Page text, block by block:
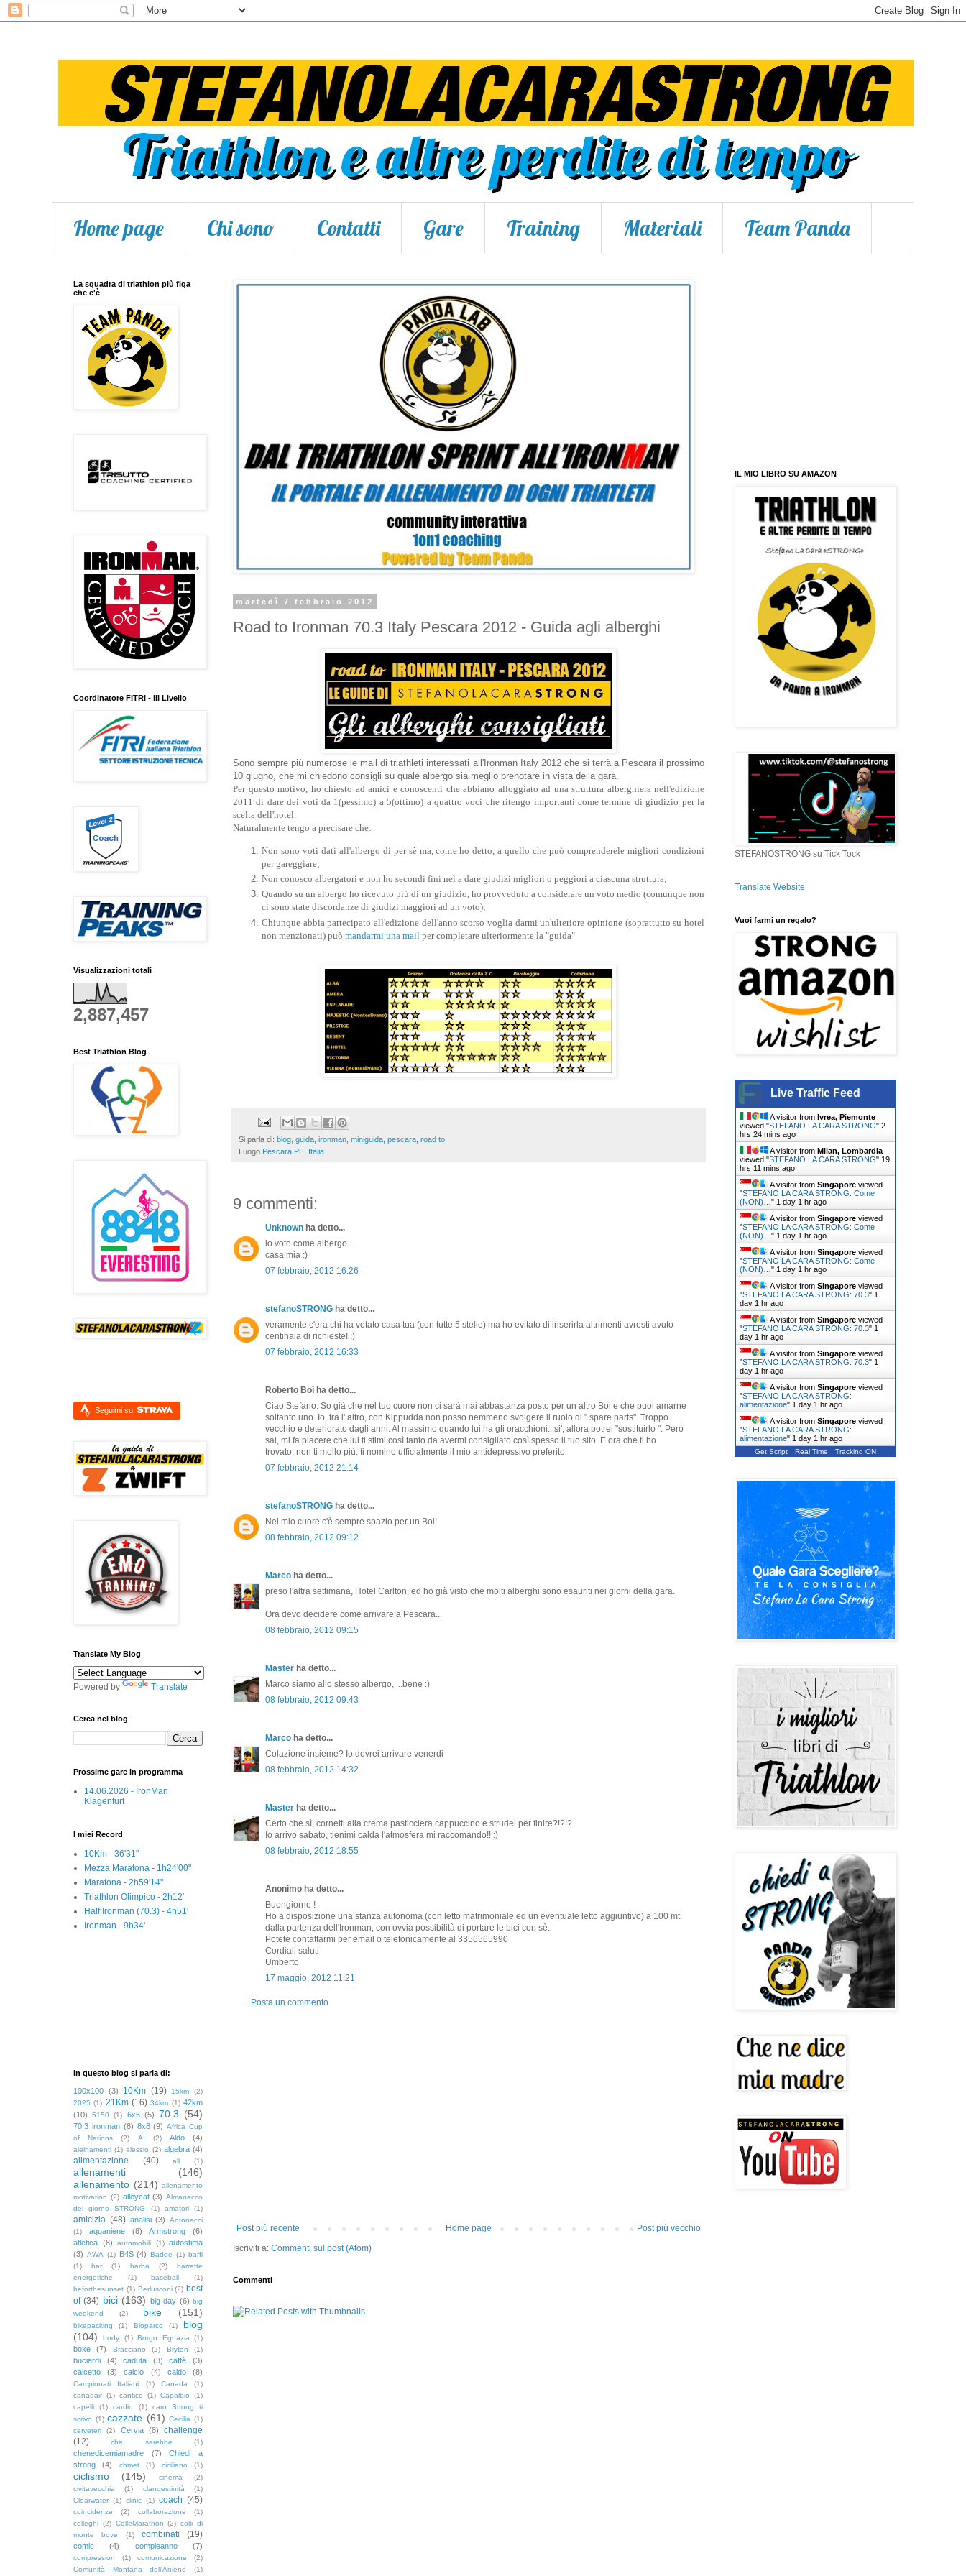
Home page Chi sono Contatti Gare Training Materiali Team Panda
martedì 7 febbraio 2012
Road to Ironman 70.3 Italy Pescara 2012 - Guida agli alberghi
Sono sempre più numerose le mail di triathleti interessati all'Ironman Italy 2012 che si terrà a Pescara il prossimo
10 giugno, che mi chiedono consigli su quale albergo sia meglio prenotare in vista della gara.
Per questo motivo, ho chiesto ad amici e conoscenti che abbiano alloggiato ad una struttura alberghiera nell'edizione
2011 di dare dei voti da 1(pessimo) a 5(ottimo) a quattro voci che ritengo importanti come termine di giudizio per la
scelta dell'hotel.
Naturalmente tengo a precisare che:
Non sono voti dati all'albergo di per sè ma, come ho detto, a quello che può comprenderele migliori condizioni
per gareggiare;
Non conosco albergatori e non ho secondi fini nel a dare giudizi migliori o peggiori a ciascuna struttura;
Quando su un albergo ho ricevuto più di un giudizio, ho provveduto a considerare un voto medio (comunque non
ci sono state discordanze di giudizi maggiori ad un voto);
Chiunque abbia partecipato all'edizione dell'anno scorso voglia darmi un'ulteriore opinione (soprattutto su hotel
non menzionati) può mandarmi una mail per completare ulteriormente la "guida"
Si parla di: blog guida ironman miniguida pescara road to
Luogo Pescara PE, Italia
9 commenti:
Unknown ha detto...
io voto come albergo.....
casa mia :)
07 febbraio, 2012 16:26
stefanoSTRONG ha detto...
veramente c'era chi ha votato casa tua (con tutte 5 stelle) ma ho evitato di inserirla altrimenti avresti avuto
centinaia di richieste! :)
07 febbraio, 2012 16:33
Roberto Boi ha detto...
Ciao Stefano. So già che nel tuo cuore non ci sarà mai abbastanza posto per un altro Boi e che puoi amarne
soltanto uno. Io, tra l' altro, con Kippudda non posso nemmeno svolgere il ruolo di " spare parts". Troppo
vecchio e deteriorato dagli anni. Al massimo quando lui ha gli oracchioni...si', allora potrei "sostituirlo ". Però
sai, mi fa piacere che lui ti stimi così tanto da avermi consigliato così spesso il tuo sito. E ora che ti ho
trovato, non ti mollo più: ti nomino ufficialmente il mio antidepressivo preferito.
07 febbraio, 2012 21:14
stefanoSTRONG ha detto...
Nel mio cuore c'è sempre spazio per un Boi!
08 febbraio, 2012 09:12
Marco ha detto...
preso l'altra settimana, Hotel Carlton, ed ho già visto che molti alberghi sono esauriti nei giorni della gara.
Ora devo decidere come arrivare a Pescara...
08 febbraio, 2012 09:15
Master ha detto...
Marco siamo allo stesso albergo, ...bene :)
08 febbraio, 2012 09:43
Marco ha detto...
Colazione insieme? Io dovrei arrivare venerdi
08 febbraio, 2012 14:32
Master ha detto...
Certo che sì, cornetti alla crema pasticciera cappuccino e strudel per finire?!?!?
Io arrivo sabato, tienimi calda l'atmosfera mi raccomando!! :)
08 febbraio, 2012 18:55
Anonimo ha detto...
Buongiorno !
Ho a disposizione una stanza autonoma (con letto matrimoniale ed un eventuale letto aggiuntivo) a 100 mt
dalla partenza dell'Ironman, con ovvia possibilità di portare le bici con sè.
Potete contattarmi per email o telefonicamente al 3356565990
Cordiali saluti
Umberto
17 maggio, 2012 11:21
Posta un commento
Post più recente Post più vecchio
Home page
Iscriviti a: Commenti sul post (Atom)
Commenti
La squadra di triathlon più figa
che c'è
Coordinatore FITRI - III Livello
Visualizzazioni totali
2,887,457
Best Triathlon Blog
Seguimi su
Translate My Blog
Powered by Translate
Cerca nel blog
Prossime gare in programma
14.06.2026 - IronMan
Klagenfurt
I miei Record
10Km - 36'31"
Mezza Maratona - 1h24'00"
Maratona - 2h59'14"
Triathlon Olimpico - 2h12'
Half Ironman (70.3) - 4h51'
Ironman - 9h34'
in questo blog si parla di:
100x100 (3) 10Km (19) 15km
(2)
2025 (1) 21Km (16) 34km (1) 42km
(10)
5150 (1) 6x6 (5) 70.3 (54)
70.3 ironman (8) 8x8 (9) Africa Cup
of Nations
(2) AI (2) Aldo (4)
alelnamenti (1) alessio (2) algebra (4)
alimentazione (40) all (1)
allenamenti
(146)
allenamento (214) allenamento
motivation (2) alleycat (3) Almanacco
del giorno STRONG
(1) amatori (1)
amicizia (48) analisi (3)
Antonacci
(1)
aquaniene (8) Armstrong
(6)
atletica (8) automobili (1) autostima
(3) AWA (1) B4S (4) Badge (1) baffi
(1)
bar (1) barba (2)
barrette
energetiche
(1) baseball
(1)
beforthesunset (1) Berlusconi (2) best
of (34) bici (163) big day (6) big
weekend
(2) bike (151)
bikepacking (1) Bioparco (1)
blog
(104)
body (1) Borgo Egnazia (1)
boxe (7) Bracciano (2) Bryton (1)
buciardi (4) caduta (3) caffè
(3)
calcetto
(3) calcio (4) caldo (8)
Campionati Italiani (1) Canada
(1)
canadair (1) cantico (1) Capalbio
(1)
capelli
(1) cardio (1)
caro Strong ti
scrivo (1) cazzate (61) Cecilia (1)
cerveteri
(2) Cervia (8)
challenge
(12)
che sarebbe (1)
chenedicemiamadre (7)
Chiedi a
strong
(4) chmet (1) ciciliano (1)
ciclismo (145) cinema
(2)
civitavecchia
(1) clandestinità
(1)
Clearwater (1) clinic (1) coach (45)
coincidenze (2) collaborazione
(1)
colleghi (2) ColleMarathon (2) colli di
monte bove
(1) combinati (19)
comic (4) compleanno (7)
compression (1) comunicazione
(2)
Comunità Montana dell'Aniene
(1)
IL MIO LIBRO SU AMAZON
STEFANOSTRONG su Tick Tock
Translate Website
Vuoi farmi un regalo?
Live Traffic Feed
A visitor from Ivrea, Piemonte
viewed "STEFANO LA CARA STRONG" 2
hrs 24 mins ago
A visitor from Milan, Lombardia
viewed "STEFANO LA CARA STRONG" 19
hrs 11 mins ago
A visitor from Singapore viewed
"STEFANO LA CARA STRONG: Come
(NON)… " 1 day 1 hr ago
A visitor from Singapore viewed
"STEFANO LA CARA STRONG: Come
(NON)… " 1 day 1 hr ago
A visitor from Singapore viewed
"STEFANO LA CARA STRONG: Come
(NON)… " 1 day 1 hr ago
A visitor from Singapore viewed
"STEFANO LA CARA STRONG: 70.3" 1
day 1 hr ago
A visitor from Singapore viewed
"STEFANO LA CARA STRONG: 70.3" 1
day 1 hr ago
A visitor from Singapore viewed
"STEFANO LA CARA STRONG: 70.3" 1
day 1 hr ago
A visitor from Singapore viewed
"STEFANO LA CARA STRONG:
alimentazione" 1 day 1 hr ago
A visitor from Singapore viewed
"STEFANO LA CARA STRONG:
alimentazione" 1 day 1 hr ago
Get Script Real Time Tracking ON